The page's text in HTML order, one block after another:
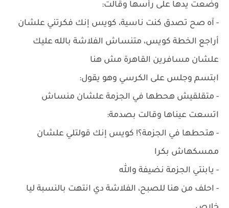
وضعت يدها على رأسها وقالت:
- آه صح تصدق كنت ناسية، كويس إنك فكرتني علشان
أراجع الخطة كويس، متنساش الفلاشة بالله عليك
علشان مسافرين القاهرة مش هنا
ابتسم وجلس على الكرسي وهو يقول:
- متقلقيش هحطها في الجزمة علشان منساش
اتسعت عيناها وقالت بصدمة:
- هتحطها في الجزمة؟! كويس إنك قولتلي علشان
ممسكهاش بكرا
- يابنتي الجزمة نضيفة والله
- احلف من هنا للصبح، الفلاشة دي انتهت بالنسبة ليا